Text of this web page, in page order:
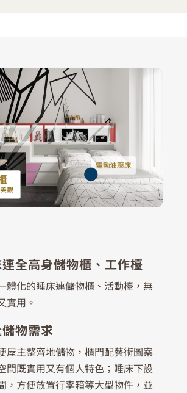
全高身儲物櫃、工作檯
體化的睡床連儲物櫃、活動檯，無
實用。
物需求
屋主整齊地儲物，櫃門配藝術圖案
間既實用又有個人特色；睡床下設
，方便放置行李箱等大型物件，並